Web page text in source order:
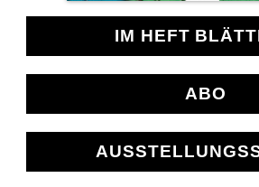
IM HEFT
ABO